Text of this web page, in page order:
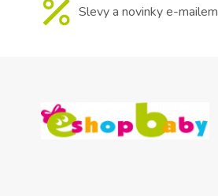
Slevy a novinky e-mailem